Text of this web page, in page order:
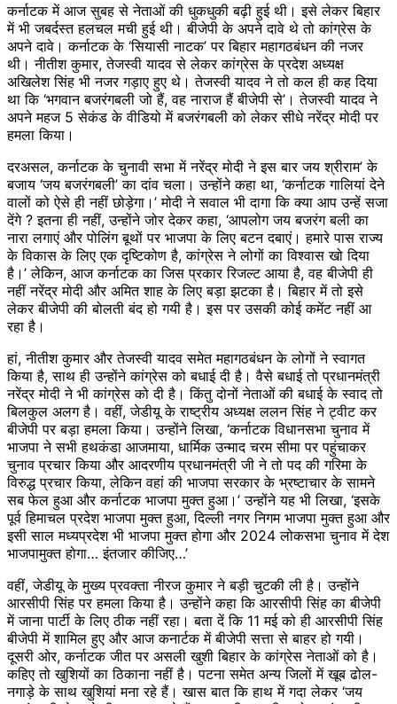
कर्नाटक में आज सुबह से नेताओं की धुकधुकी बढ़ी हुई थी। इसे लेकर बिहार
में भी जबर्दस्त हलचल मची हुई थी। बीजेपी के अपने दावे थे तो कांग्रेस के
अपने दावे। कर्नाटक के ‘सियासी नाटक’ पर बिहार महागठबंधन की नजर
थी। नीतीश कुमार, तेजस्वी यादव से लेकर कांग्रेस के प्रदेश अध्यक्ष
अखिलेश सिंह भी नजर गड़ाए हुए थे। तेजस्वी यादव ने तो कल ही कह दिया
था कि ‘भगवान बजरंगबली जो हैं, वह नाराज हैं बीजेपी से’। तेजस्वी यादव ने
अपने महज 5 सेकंड के वीडियो में बजरंगबली को लेकर सीधे नरेंद्र मोदी पर
हमला किया।
दरअसल, कर्नाटक के चुनावी सभा में नरेंद्र मोदी ने इस बार जय श्रीराम’ के
बजाय ‘जय बजरंगबली’ का दांव चला। उन्होंने कहा था, ‘कर्नाटक गालियां देने
वालों को ऐसे ही नहीं छोड़ेगा।’ मोदी ने सवाल भी दागा कि क्या आप उन्हें सजा
देंगे ? इतना ही नहीं, उन्होंने जोर देकर कहा, ‘आपलोग जय बजरंग बली का
नारा लगाएं और पोलिंग बूथों पर भाजपा के लिए बटन दबाएं। हमारे पास राज्य
के विकास के लिए एक दृष्टिकोण है, कांग्रेस ने लोगों का विश्वास खो दिया
है।’ लेकिन, आज कर्नाटक का जिस प्रकार रिजल्ट आया है, वह बीजेपी ही
नहीं नरेंद्र मोदी और अमित शाह के लिए बड़ा झटका है। बिहार में तो इसे
लेकर बीजेपी की बोलती बंद हो गयी है। इस पर उसकी कोई कमेंट नहीं आ
रहा है।
हां, नीतीश कुमार और तेजस्वी यादव समेत महागठबंधन के लोगों ने स्वागत
किया है, साथ ही उन्होंने कांग्रेस को बधाई दी है। वैसे बधाई तो प्रधानमंत्री
नरेंद्र मोदी ने भी कांग्रेस को दी है। किंतु दोनों नेताओं की बधाई के स्वाद तो
बिलकुल अलग है। वहीं, जेडीयू के राष्ट्रीय अध्यक्ष ललन सिंह ने ट्वीट कर
बीजेपी पर बड़ा हमला किया। उन्होंने लिखा, ‘कर्नाटक विधानसभा चुनाव में
भाजपा ने सभी हथकंडा आजमाया, धार्मिक उन्माद चरम सीमा पर पहुंचाकर
चुनाव प्रचार किया और आदरणीय प्रधानमंत्री जी ने तो पद की गरिमा के
विरुद्ध प्रचार किया, लेकिन वहां की भाजपा सरकार के भ्रष्टाचार के सामने
सब फेल हुआ और कर्नाटक भाजपा मुक्त हुआ।’ उन्होंने यह भी लिखा, ‘इसके
पूर्व हिमाचल प्रदेश भाजपा मुक्त हुआ, दिल्ली नगर निगम भाजपा मुक्त हुआ और
इसी साल मध्यप्रदेश भी भाजपा मुक्त होगा और 2024 लोकसभा चुनाव में देश
भाजपामुक्त होगा… इंतजार कीजिए…’
वहीं, जेडीयू के मुख्य प्रवक्ता नीरज कुमार ने बड़ी चुटकी ली है। उन्होंने
आरसीपी सिंह पर हमला किया है। उन्होंने कहा कि आरसीपी सिंह का बीजेपी
में जाना पार्टी के लिए ठीक नहीं रहा। बता दें कि 11 मई को ही आरसीपी सिंह
बीजेपी में शामिल हुए और आज कनार्टक में बीजेपी सत्ता से बाहर हो गयी।
दूसरी ओर, कर्नाटक जीत पर असली खुशी बिहार के कांग्रेस नेताओं को है।
कहिए तो खुशियों का ठिकाना नहीं है। पटना समेत अन्य जिलों में खूब ढोल-
नगाड़े के साथ खुशियां मना रहे हैं। खास बात कि हाथ में गदा लेकर ‘जय